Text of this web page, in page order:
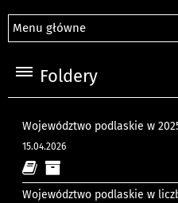
Menu główne
Foldery
Województwo podlaskie w
15.04.2026
Województwo podlaskie w